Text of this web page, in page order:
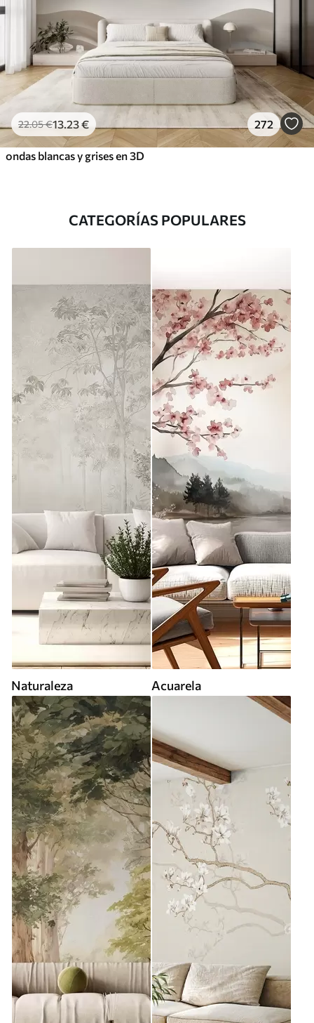
22.05€13 .23€ 272
ondas blancas y grises en 3D
CATEGORÍAS POPULARES
Naturaleza Acuarela